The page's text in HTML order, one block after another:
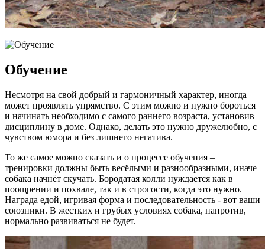
Обучение
Несмотря на свой добрый и гармоничный характер, иногда
может проявлять упрямство. С этим можно и нужно бороться
и начинать необходимо с самого раннего возраста, установив
дисциплину в доме. Однако, делать это нужно дружелюбно, с
чувством юмора и без лишнего негатива.
То же самое можно сказать и о процессе обучения –
тренировки должны быть весёлыми и разнообразными, иначе
собака начнёт скучать. Бородатая колли нуждается как в
поощрении и похвале, так и в строгости, когда это нужно.
Награда едой, игривая форма и последовательность - вот ваши
союзники. В жестких и грубых условиях собака, напротив,
нормально развиваться не будет.